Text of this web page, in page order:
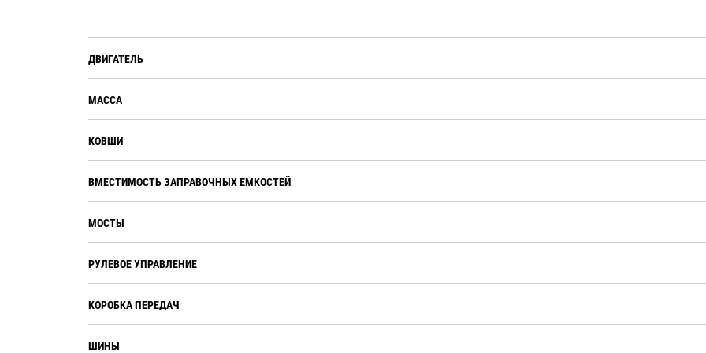
ДВИГАТЕЛЬ
МАССА
КОВШИ
ВМЕСТИМОСТЬ ЗАПРАВОЧНЫХ ЕМКОСТЕЙ
МОСТЫ
РУЛЕВОЕ УПРАВЛЕНИЕ
КОРОБКА ПЕРЕДАЧ
ШИНЫ